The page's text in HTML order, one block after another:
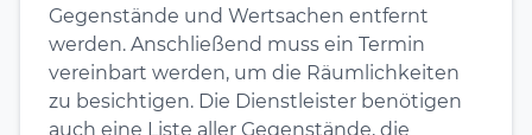
Gegenstände und Wertsachen entfernt
werden. Anschließend muss ein Termin
vereinbart werden, um die Räumlichkeiten
zu besichtigen. Die Dienstleister benötigen
auch eine Liste aller Gegenstände, die